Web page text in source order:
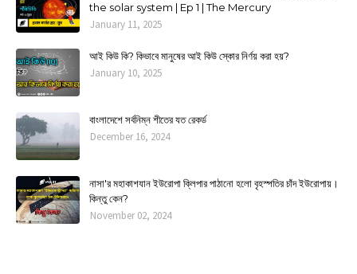
the solar system | Ep 1 | The Mercury
January 11, 2025
আই কিউ কি? কিভাবে মানুষের আই কিউ স্কোর নির্ণয় করা হয়?
January 10, 2025
বাংলাদেশে সর্বনিম্ন শীতের যত রেকর্ড
December 16, 2024
নাসা'র মহাকাশযান ইউরোপা ক্লিপার পাঠানো হলো বৃহস্পতির চাঁদ ইউরোপায়।
কিন্তু কেন?
November 02, 2024